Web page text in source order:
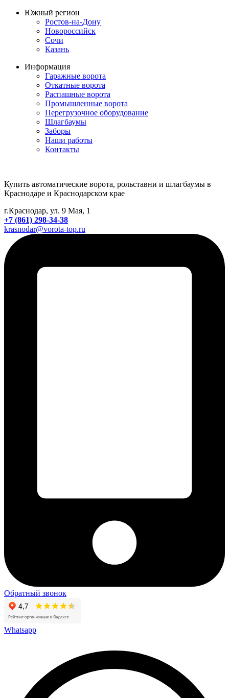
Южный регион
Ростов-на-Дону
Новороссийск
Сочи
Казань
Информация
Гаражные ворота
Откатные ворота
Распашные ворота
Промышленные ворота
Перегрузочное оборудование
Шлагбаумы
Заборы
Наши работы
Контакты
Купить автоматические ворота, рольставни и шлагбаумы в
Краснодаре и Краснодарском крае
г.Краснодар, ул. 9 Мая, 1
+7 (861) 298-34-38
krasnodar@vorota-top.ru
Обратный звонок
Whatsapp